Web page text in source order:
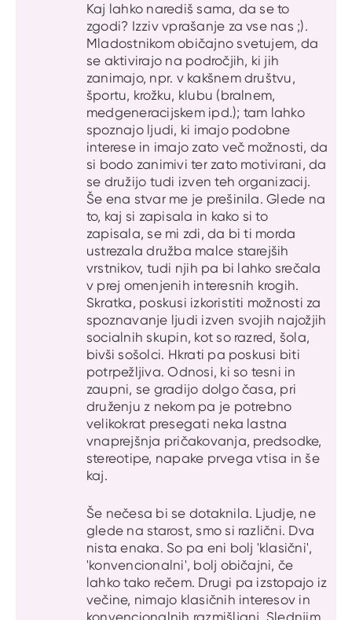
Kaj lahko narediš sama, da se to
zgodi? Izziv vprašanje za vse nas ;).
Mladostnikom običajno svetujem, da
se aktivirajo na področjih, ki jih
zanimajo, npr. v kakšnem društvu,
športu, krožku, klubu (bralnem,
medgeneracijskem ipd.); tam lahko
spoznajo ljudi, ki imajo podobne
interese in imajo zato več možnosti, da
si bodo zanimivi ter zato motivirani, da
se družijo tudi izven teh organizacij.
Še ena stvar me je prešinila. Glede na
to, kaj si zapisala in kako si to
zapisala, se mi zdi, da bi ti morda
ustrezala družba malce starejših
vrstnikov, tudi njih pa bi lahko srečala
v prej omenjenih interesnih krogih.
Skratka, poskusi izkoristiti možnosti za
spoznavanje ljudi izven svojih najožjih
socialnih skupin, kot so razred, šola,
bivši sošolci. Hkrati pa poskusi biti
potrpežljiva. Odnosi, ki so tesni in
zaupni, se gradijo dolgo časa, pri
druženju z nekom pa je potrebno
velikokrat presegati neka lastna
vnaprejšnja pričakovanja, predsodke,
stereotipe, napake prvega vtisa in še
kaj.
Še nečesa bi se dotaknila. Ljudje, ne
glede na starost, smo si različni. Dva
nista enaka. So pa eni bolj 'klasični',
'konvencionalni', bolj običajni, če
lahko tako rečem. Drugi pa izstopajo iz
večine, nimajo klasičnih interesov in
konvencionalnih razmišljanj. Slednjim